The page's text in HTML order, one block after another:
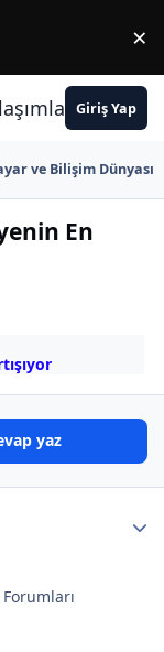
×
Giriş Yap
ve Bilişim Dünyası
En
yaz